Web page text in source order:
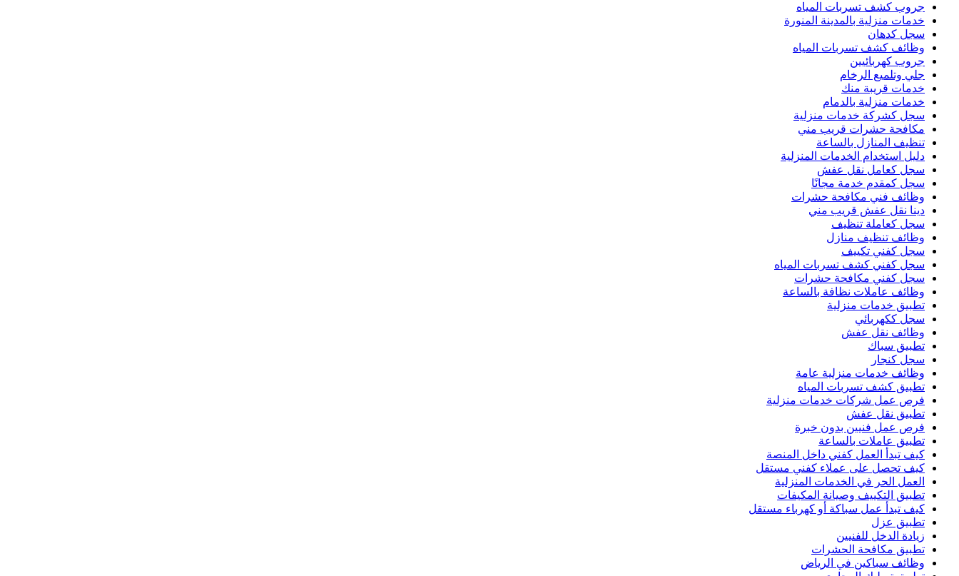
جروب كشف تسربات المياه
خدمات منزلية بالمدينة المنورة
سجل كدهان
وظائف كشف تسربات المياه
جروب كهربائيين
جلي وتلميع الرخام
خدمات قريبة منك
خدمات منزلية بالدمام
سجل كشركة خدمات منزلية
مكافحة حشرات قريب مني
تنظيف المنازل بالساعة
دليل استخدام الخدمات المنزلية
سجل كعامل نقل عفش
سجل كمقدم خدمة مجانًا
وظائف فني مكافحة حشرات
دينا نقل عفش قريب مني
سجل كعاملة تنظيف
وظائف تنظيف منازل
سجل كفني تكييف
سجل كفني كشف تسربات المياه
سجل كفني مكافحة حشرات
وظائف عاملات نظافة بالساعة
تطبيق خدمات منزلية
سجل ككهربائي
وظائف نقل عفش
تطبيق سباك
سجل كنجار
وظائف خدمات منزلية عامة
تطبيق كشف تسربات المياه
فرص عمل شركات خدمات منزلية
تطبيق نقل عفش
فرص عمل فنيين بدون خبرة
تطبيق عاملات بالساعة
كيف تبدأ العمل كفني داخل المنصة
كيف تحصل على عملاء كفني مستقل
العمل الحر في الخدمات المنزلية
تطبيق التكييف وصيانة المكيفات
كيف تبدأ عمل سباكة أو كهرباء مستقل
تطبيق عزل
زيادة الدخل للفنيين
تطبيق مكافحة الحشرات
وظائف سباكين في الرياض